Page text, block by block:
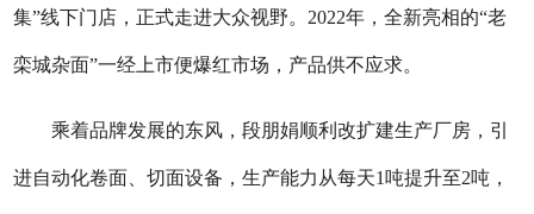
集”线下门店，正式走进大众视野。2022年，全新亮相的“老
栾城杂面”一经上市便爆红市场，产品供不应求。
乘着品牌发展的东风，段朋娟顺利改扩建生产厂房，引
进自动化卷面、切面设备，生产能力从每天1吨提升至2吨，